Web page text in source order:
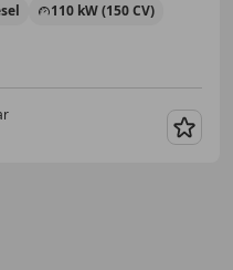
110 kW (150 CV)